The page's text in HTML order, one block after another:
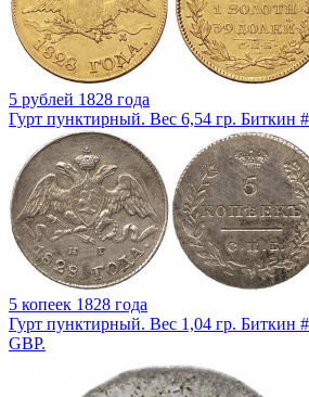
5 рублей 1828 года
Гурт пунктирный. Вес 6,54 гр. Биткин
5 копеек 1828 года
Гурт пунктирный. Вес 1,04 гр. Биткин
GBP.